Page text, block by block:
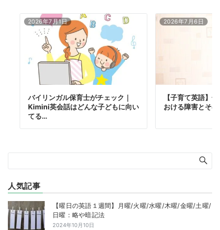
2026年7月1日
バイリンガル保育士がチェック｜
Kimini英会話はどんな子どもに向い
てる…
2026年7月6日
【子育て英語】
おける障害とそ
人気記事
【曜日の英語１週間】月曜/火曜/水曜/木曜/金曜/土曜/
日曜：略や暗記法
2024年10月10日